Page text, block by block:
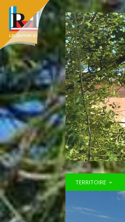
TERRITOIRE